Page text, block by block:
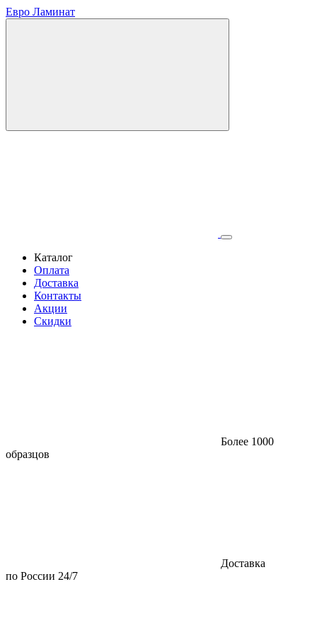
Евро Ламинат
Каталог
Оплата
Доставка
Контакты
Акции
Скидки
Более 1000
образцов
Доставка
по России 24/7